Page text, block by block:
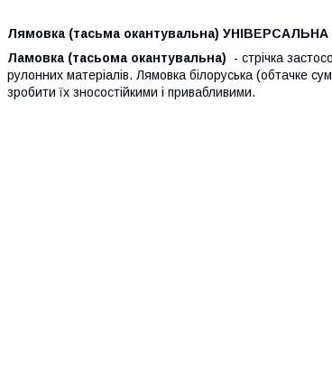
Лямовка (тасьма окантувальна)
Ламовка (тасьома окантувальна) - стрічка
рулонних матеріалів. Лямовка білоруська (обтачке
зробити їх зносостійкими і привабливими.